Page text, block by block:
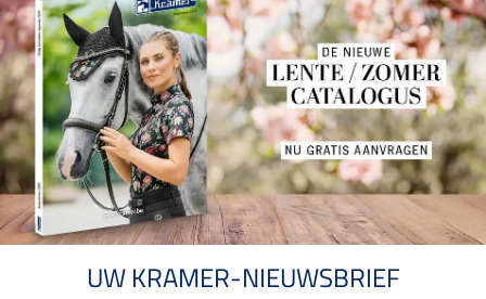
UW KRAMER-NIEUWSBRIEF